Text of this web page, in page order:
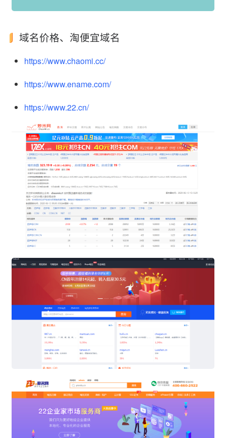
域名价格、淘便宜域名
https://www.chaomi.cc/
https://www.ename.com/
https://www.22.cn/